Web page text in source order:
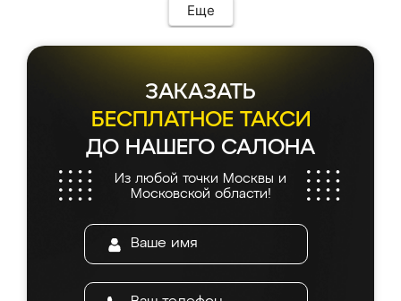
Еще
ЗАКАЗАТЬ
БЕСПЛАТНОЕ ТАКСИ
ДО НАШЕГО САЛОНА
Из любой точки Москвы и
Московской области!